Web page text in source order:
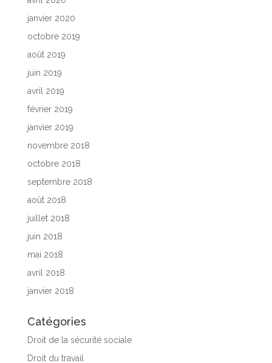
janvier 2020
octobre 2019
août 2019
juin 2019
avril 2019
février 2019
janvier 2019
novembre 2018
octobre 2018
septembre 2018
août 2018
juillet 2018
juin 2018
mai 2018
avril 2018
janvier 2018
Catégories
Droit de la sécurité sociale
Droit du travail